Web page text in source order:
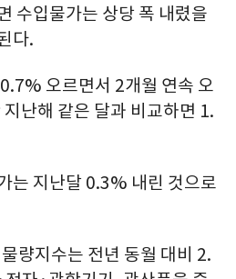
수입물가는 상당 폭 내렸을
다.
오르면서 2개월 연속 오
난해 같은 달과 비교하면 1.
는 지난달 0.3% 내린 것으로
량지수는 전년 동월 대비 2.